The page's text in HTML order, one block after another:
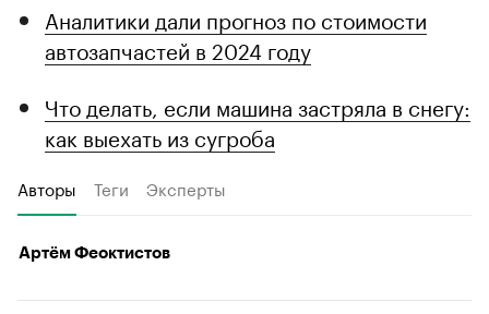
Аналитики дали прогноз по стоимости
автозапчастей в 2024 году
Что делать, если машина застряла в снегу:
как выехать из сугроба
Авторы Теги Эксперты
Артём Феоктистов